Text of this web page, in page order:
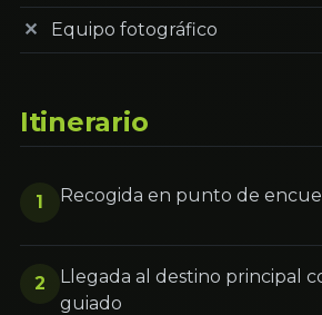
Equipo fotográfico
Itinerario
1 Recogida en punto de
2
Llegada al destino principal
guiado